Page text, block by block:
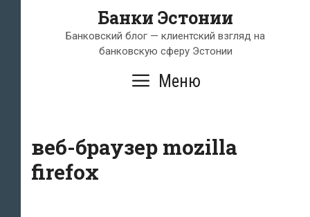
Банки Эстонии
Банковский блог — клиентский взгляд на
банковскую сферу Эстонии
Меню
веб-браузер mozilla
firefox